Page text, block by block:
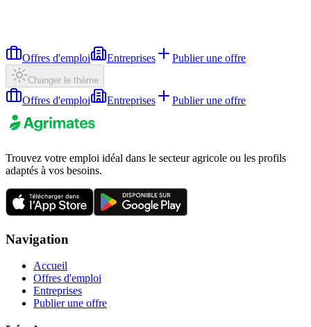
Offres d'emploi Entreprises Publier une offre
Changer le thème
Offres d'emploi Entreprises Publier une offre
Trouvez votre emploi idéal dans le secteur agricole ou les profils
adaptés à vos besoins.
Navigation
Accueil
Offres d'emploi
Entreprises
Publier une offre